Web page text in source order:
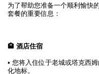
为了帮助您准备一个顺利愉快
套餐的重要信息：
🏨 酒店住宿
• 您将入住位于老城或塔克西姆
化地标。